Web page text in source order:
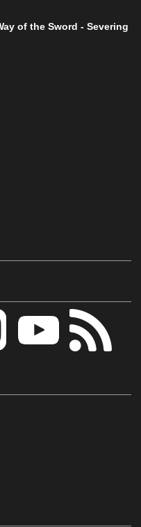
of the Sword - Severing